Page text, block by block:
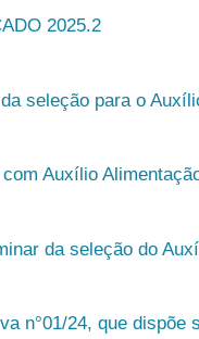
2025.2
seleção para o
Auxílio
da seleção do
n°01/24, que